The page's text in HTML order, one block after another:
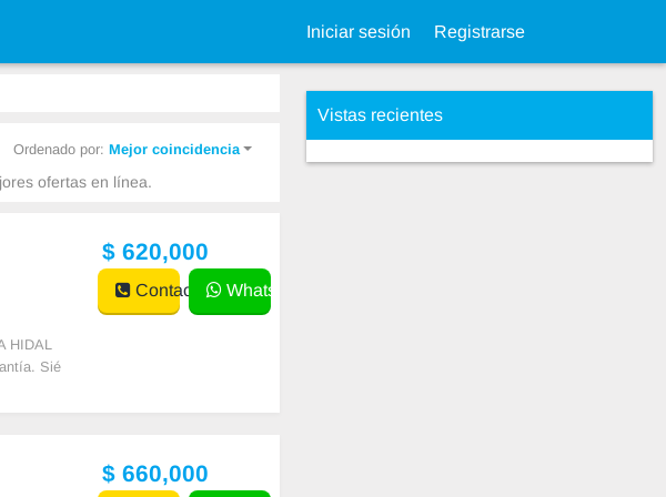
Iniciar sesión Registrarse
Ordenado por:Mejor coincidencia
ofertas en línea.
HIDAL
Sié
$ 620,000
Contactar WhatsApp
$ 660,000
Vistas recientes